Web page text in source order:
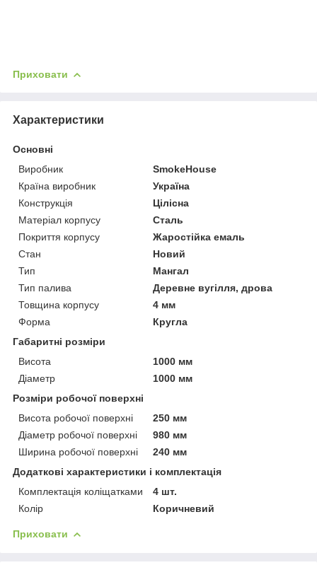
Приховати
Характеристики
Основні
Виробник
SmokeHouse
Країна виробник
Україна
Конструкція
Цілісна
Матеріал корпусу
Сталь
Покриття корпусу
Жаростійка емаль
Стан
Новий
Тип
Мангал
Тип палива
Деревне вугілля, дрова
Товщина корпусу
4 мм
Форма
Кругла
Габаритні розміри
Висота
1000 мм
Діаметр
1000 мм
Розміри робочої поверхні
Висота робочої поверхні
250 мм
Діаметр робочої поверхні
980 мм
Ширина робочої поверхні
240 мм
Додаткові характеристики і комплектація
Комплектація коліщатками
4 шт.
Колір
Коричневий
Приховати